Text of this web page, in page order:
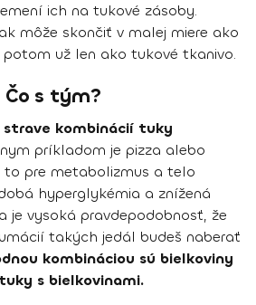
ich na tukové zásoby.
môže skončiť v malej miere ako
už len ako tukové tkanivo.
Čo s tým?
strave kombinácií tuky
príkladom je pizza alebo
to pre metabolizmus a telo
hyperglykémia a znížená
je vysoká pravdepodobnosť, že
takých jedál budeš naberať
kombináciou sú bielkoviny
s bielkovinami.